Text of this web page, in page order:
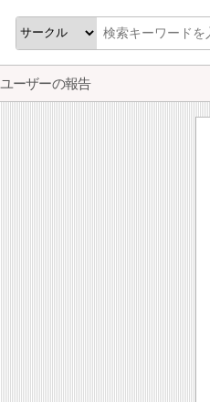
ユーザーの報告